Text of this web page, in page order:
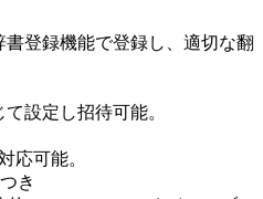
登録機能で登録し、適切な翻
設定し招待可能。
応可能。
き